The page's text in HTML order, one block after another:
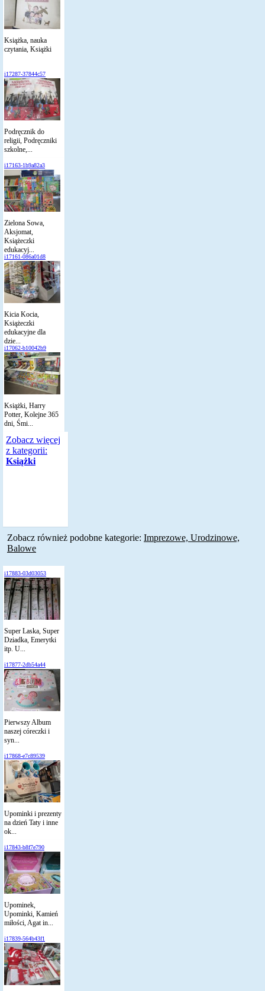
Książka, nauka
czytania, Książki
i17287-37844c57
Podręcznik do
religii, Podręczniki
szkolne,...
i17163-1b9a82a3
Zielona Sowa,
Aksjomat,
Książeczki
edukacyj...
i17161-086a01d8
Kicia Kocia,
Książeczki
edukacyjne dla
dzie...
i17062-b10042b9
Książki, Harry
Potter, Kolejne 365
dni, Śmi...
Zobacz więcej
z kategorii:
Książki
Zobacz również podobne kategorie: Imprezowe, Urodzinowe,
Balowe
i17883-03d03053
Super Laska, Super
Dziadka, Emerytki
itp. U...
i17877-2db54a44
Pierwszy Album
naszej córeczki i
syn...
i17868-e7c89539
Upominki i prezenty
na dzień Taty i inne
ok...
i17843-b8f7e790
Upominek,
Upominki, Kamień
miłości, Agat in...
i17839-564b43f1